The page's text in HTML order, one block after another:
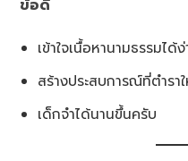
ข้อดี
เข้าใจเนื้อหานามธรรมได้
สร้างประสบการณ์ที่ตำรา
เด็กจำได้นานขึ้นครับ